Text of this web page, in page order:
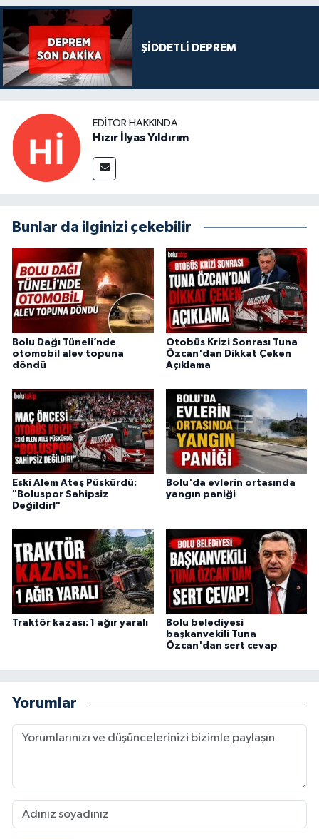
ŞİDDETLİ DEPREM
EDITÖR HAKKINDA
Hızır İlyas Yıldırım
Bunlar da ilginizi çekebilir
Bolu Dağı Tüneli’nde
otomobil alev topuna
döndü
Otobüs Krizi Sonrası Tuna
Özcan'dan Dikkat Çeken
Açıklama
Eski Alem Ateş Püskürdü:
"Boluspor Sahipsiz
Değildir!"
Bolu'da evlerin ortasında
yangın paniği
Traktör kazası: 1 ağır yaralı
Bolu belediyesi
başkanvekili Tuna
Özcan'dan sert cevap
Yorumlar